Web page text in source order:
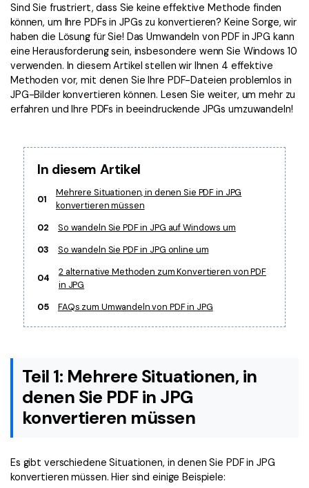
PDF OCR
PDF-Daten extrahieren
PDF freigeben
eSign PDFs rechtmäßig
Bildung
IT-Dienstleistung
Rechtliches
Gesundheitswesen
Finanzen
Regierung
Kontakt zum Support
Was ist NEU
Benutzerhandbuch
PDFelement für Windows
PDFelement für Mac
PDFelement für Android
Mehr erfahren
Sehen Sie, was unsere Nutzer sagen.
Bearbeiten, Drucken und Anpassen von kostenlosen Vorlagen.
PDF-Wissen
PDF-bezogene Informationen, die Sie benötigen.
Laden Sie die leistungsstärksten und einfachsten PDF-Tools
Sind Sie frustriert, dass Sie keine effektive Methode finden
können, um Ihre PDFs in JPGs zu konvertieren? Keine Sorge, wir
haben die Lösung für Sie! Das Umwandeln von PDF in JPG kann
eine Herausforderung sein, insbesondere wenn Sie Windows 10
verwenden. In diesem Artikel stellen wir Ihnen 4 effektive
Methoden vor, mit denen Sie Ihre PDF-Dateien problemlos in
JPG-Bilder konvertieren können. Lesen Sie weiter, um mehr zu
erfahren und Ihre PDFs in beeindruckende JPGs umzuwandeln!
In diesem Artikel
01
Mehrere Situationen, in denen Sie PDF in JPG
konvertieren müssen
02
So wandeln Sie PDF in JPG auf Windows um
03
So wandeln Sie PDF in JPG online um
04
2 alternative Methoden zum Konvertieren von PDF
in JPG
05
FAQs zum Umwandeln von PDF in JPG
Teil 1: Mehrere Situationen, in
denen Sie PDF in JPG
konvertieren müssen
Es gibt verschiedene Situationen, in denen Sie PDF in JPG
konvertieren müssen. Hier sind einige Beispiele: